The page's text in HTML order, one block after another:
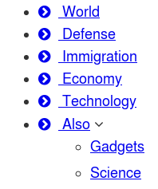
World
Defense
Immigration
Economy
Technology
Also
Gadgets
Science